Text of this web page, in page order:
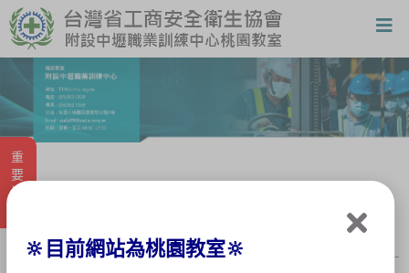
重要消息
🔆目前網站為桃園教室🔆